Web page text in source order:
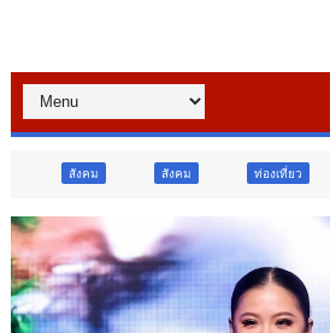
สังคม ท่องเที่ยว ท่องเที่ยว